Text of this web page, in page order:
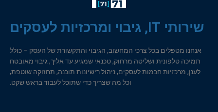
שירותי IT, גיבוי ומרכזיות לעסקים
אנחנו מטפלים בכל צרכי המחשוב, הגיבוי והתקשורת של העסק – כולל
תמיכה טלפונית ושליטה מרחוק, טכנאי שמגיע עד אליך, גיבוי מאובטח
לענן, מרכזיות חכמות לעסקים, ניהול רישיונות תוכנה, תחזוקה שוטפת,
וכל מה שצריך כדי שתוכל לעבוד בראש שקט.